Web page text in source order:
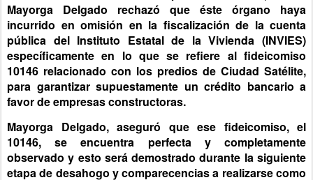
Mayorga Delgado rechazó que éste órgano haya
incurrido en omisión en la fiscalización de la cuenta
pública del Instituto Estatal de la Vivienda (INVIES)
específicamente en lo que se refiere al fideicomiso
10146 relacionado con los predios de Ciudad Satélite,
para garantizar supuestamente un crédito bancario a
favor de empresas constructoras.
Mayorga Delgado, aseguró que ese fideicomiso, el
10146, se encuentra perfecta y completamente
observado y esto será demostrado durante la siguiente
etapa de desahogo y comparecencias a realizarse como